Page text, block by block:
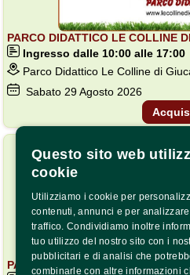
PARCO DIDATTICO LE COLLINE
Ingresso dalle 10:00 alle 17:00
Parco Didattico Le Colline di
Sabato 29Agosto 2026
PARCO DIDATTICO LE COLLINE DI
Questo sito web
cookie
Utilizziamo i cookie per
contenuti, annunci e per
traffico. Condividiamo inoltre
tuo utilizzo del nostro sito con i
pubblicitari e di analisi che
combinarle con altre informazioni